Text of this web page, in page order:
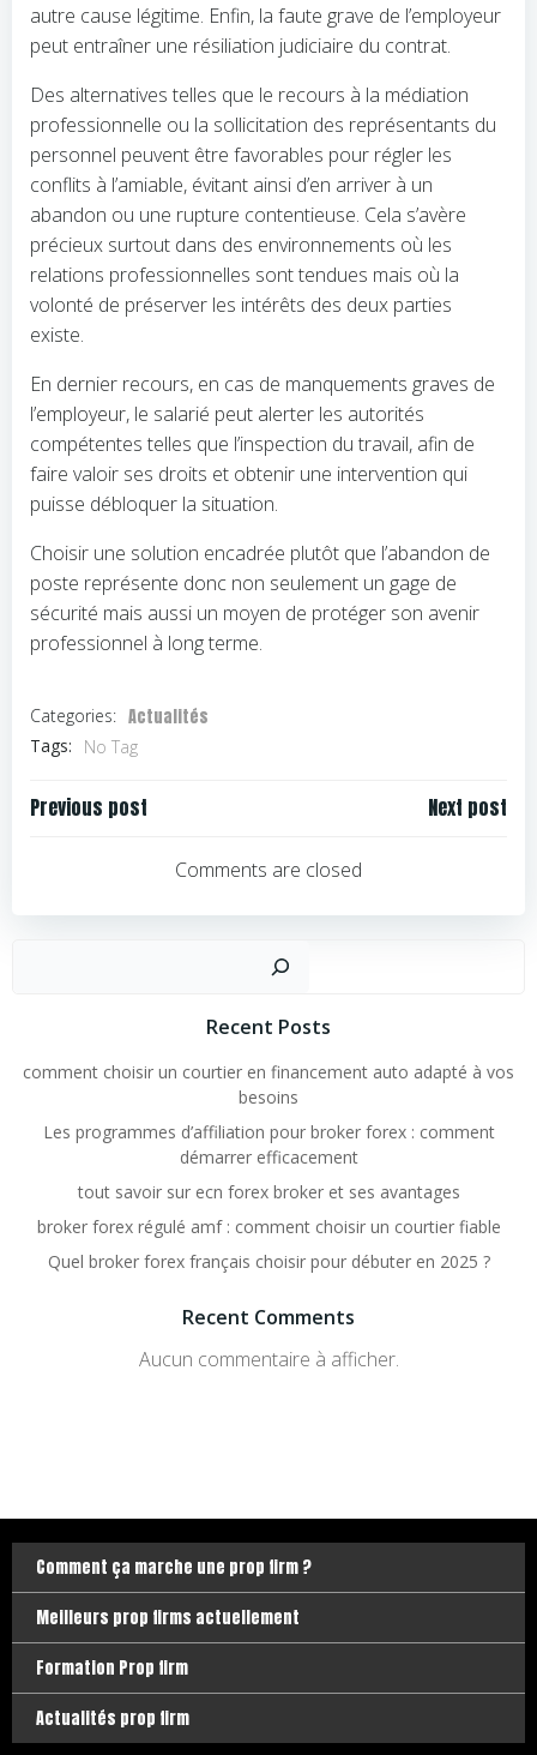
autre cause légitime. Enfin, la faute grave de l’employeur
peut entraîner une résiliation judiciaire du contrat.
Des alternatives telles que le recours à la médiation
professionnelle ou la sollicitation des représentants du
personnel peuvent être favorables pour régler les
conflits à l’amiable, évitant ainsi d’en arriver à un
abandon ou une rupture contentieuse. Cela s’avère
précieux surtout dans des environnements où les
relations professionnelles sont tendues mais où la
volonté de préserver les intérêts des deux parties
existe.
En dernier recours, en cas de manquements graves de
l’employeur, le salarié peut alerter les autorités
compétentes telles que l’inspection du travail, afin de
faire valoir ses droits et obtenir une intervention qui
puisse débloquer la situation.
Choisir une solution encadrée plutôt que l’abandon de
poste représente donc non seulement un gage de
sécurité mais aussi un moyen de protéger son avenir
professionnel à long terme.
Categories: Actualités
Tags: No Tag
Navigation
Previous post
l’article
Next post
Comments are closed
Rechercher
Recent Posts
comment choisir un courtier en financement auto adapté à vos
besoins
Les programmes d’affiliation pour broker forex : comment
démarrer efficacement
tout savoir sur ecn forex broker et ses avantages
broker forex régulé amf : comment choisir un courtier fiable
Quel broker forex français choisir pour débuter en 2025 ?
Recent Comments
Aucun commentaire à afficher.
Comment ça marche une prop firm ?
Meilleurs prop firms actuellement
Formation Prop firm
Actualités prop firm